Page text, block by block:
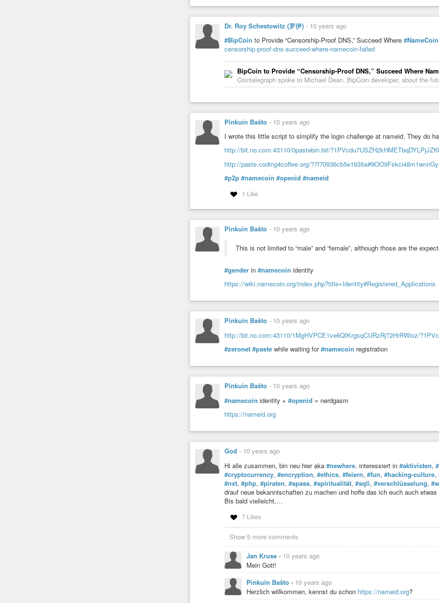
информационных и маркетинговых решений для развития
что именно делаю в проекте я:
📲 Аудит и ведение бизнес-аккаунтов в любых социальных
🚀 Оптимизация и масштабирование бизнеса
✅🆓 Консультации стартапам и 🆕 предпринимателям
💬 Отвечаю на любые вопросы по криптовалютам и
💎 бизнес-интересы: менеджмент предприятий, digital-
том числе авторское право и IT)
-🧢 базовые решения для сквозной аналитики
🖌 дизайн и оформление бренд-буков, гайдлайн с учётом веба
3. Study
💊 изучаю медицину: психотерапия, неврология,
🔑 дополнительно: психоанализ, эволюционная биология,
📃 пишу прозу, статьи
Canfly Solutionsработает по вопросам увеличения продаж, с
What is Machine to Machine
AT&T Business-YouTube
Decentralized TLS (HTTPS) certificate validation, backed by
https://namecoin.org/
More Information
Dr. Roy Schestowitz (罗伊) - 10 years ago
#BipCoin to Provide “Censorship-Proof DNS,” Succeed Where #NameCoin
censorship-proof-dns-succeed-where-namecoin-failed
BipCoin to Provide “Censorship-Proof DNS,” Succeed Where
Cointelegraph spoke to Michael Dean, BipCoin developer, about the
Pinkuin Baŝto - 10 years ago
I wrote this little script to simplify the login challenge at nameid. They do
http://bit.no.com:43110/0pastebin.bit/
http://paste.coding4coffee.org/
#p2p #namecoin #openid #nameid
1 Like
Pinkuin Baŝto - 10 years ago
This is not limited to “male” and “female”, although those are the
#gender in #namecoin identity
https://wiki.namecoin.org/index.php?title=Identity#Registered_Applications
Pinkuin Baŝto - 10 years ago
http://bit.no.com:43110/1MgHVPCE1ve6QfKrgsqCURzRj72HrRWioz/
#zeronet #paste while waiting for#namecoin registration
Pinkuin Baŝto - 10 years ago
#namecoin identity + #openid = nerdgasm
https://nameid.org
God - 10 years ago
Hi alle zusammen, bin neu hier aka #newhere. interessiert in #aktivisten,
#cryptocurrency, #encryption, #ethics, #feiern, #fun, #hacking-culture,
#nxt, #php, #piraten, #spass, #spiritualität, #sqli, #verschlüsselung,
drauf neue bekanntschaften zu machen und hoffe das ich euch auch
Bis bald vielleicht,…
7 Likes
Show 5 more comments
Jan Kruse - 10 years ago
Mein Gott!
Pinkuin Baŝto - 10 years ago
Herzlich willkommen, kennst du schon https://nameid.org?